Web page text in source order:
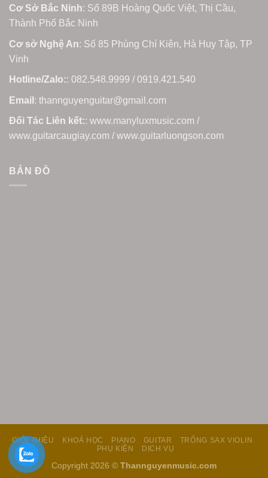
Cơ Sở Bắc Ninh: Số 89B Hoàng Quốc Việt, Thị Cầu,
Thành Phố Bắc Ninh
Cơ sở Nghệ An: Số 85 Phùng Chí Kiên, Hà Huy Tập, TP
Vinh
Hotline/Zalo:: 082.548.9999 / 0919.421.540
Email : thannguyenguitar@gmail.com
Đối Tác Liên kết:: www.manyluxmusic.com /
www.guitarcaugiay.com / www.guitarluongson.com
BẢN ĐỒ
GIỚI THIỆU KHOÁ HỌC PIANO GUITAR
TRỐNG SAX VIOLIN
PHỤ KIỆN
DỊCH VỤ
Copyright 2026 © Thannguyenmusic.com